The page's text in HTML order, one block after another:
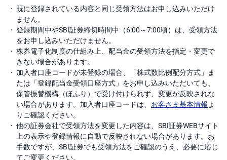
既に登録されている内容と同じ受領方法はお申し込みいただけ
ません。
登録期間中やSBI証券締切時間中（6:00～7:00頃）は、受領方法
をお申し込みいただけません。
株券電子化制度の仕組み上、配当金の受領方法を指定・変更で
きない場合があります。
加入者口座コードが未登録の場合、「株式数比例配分方式」ま
たは「登録配当金受領口座方式」をお申し込みいただいても、
保管振替機構（ほふり）で受け付けられず、変更が反映されな
い場合があります。加入者口座コードは、 お客さま基本情報よ
りご確認ください。
他の証券会社で受領方法を変更した内容は、SBI証券WEBサイト
上の表示や登録情報に自動で反映されない場合があります。お
手数ですが、SBI証券でも受領方法をご確認のうえ、必要に応じ
てご変更ください。